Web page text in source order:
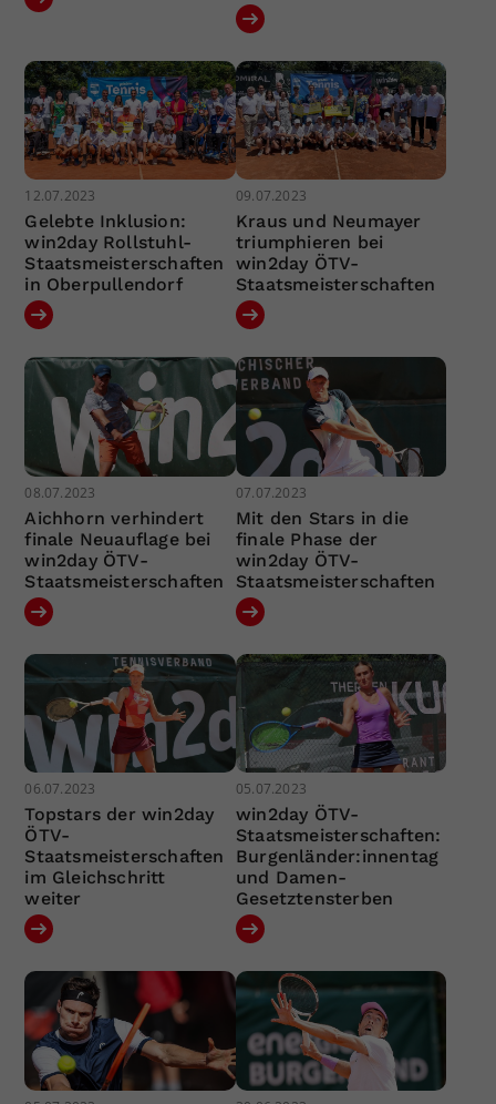
12.07.2023
Gelebte Inklusion:
win2day Rollstuhl-
Staatsmeisterschaften
in Oberpullendorf
09.07.2023
Kraus und Neumayer
triumphieren bei
win2day ÖTV-
Staatsmeisterschaften
08.07.2023
Aichhorn verhindert
finale Neuauflage bei
win2day ÖTV-
Staatsmeisterschaften
07.07.2023
Mit den Stars in die
finale Phase der
win2day ÖTV-
Staatsmeisterschaften
06.07.2023
Topstars der win2day
ÖTV-
Staatsmeisterschaften
im Gleichschritt
weiter
05.07.2023
win2day ÖTV-
Staatsmeisterschaften:
Burgenländer:innentag
und Damen-
Gesetztensterben